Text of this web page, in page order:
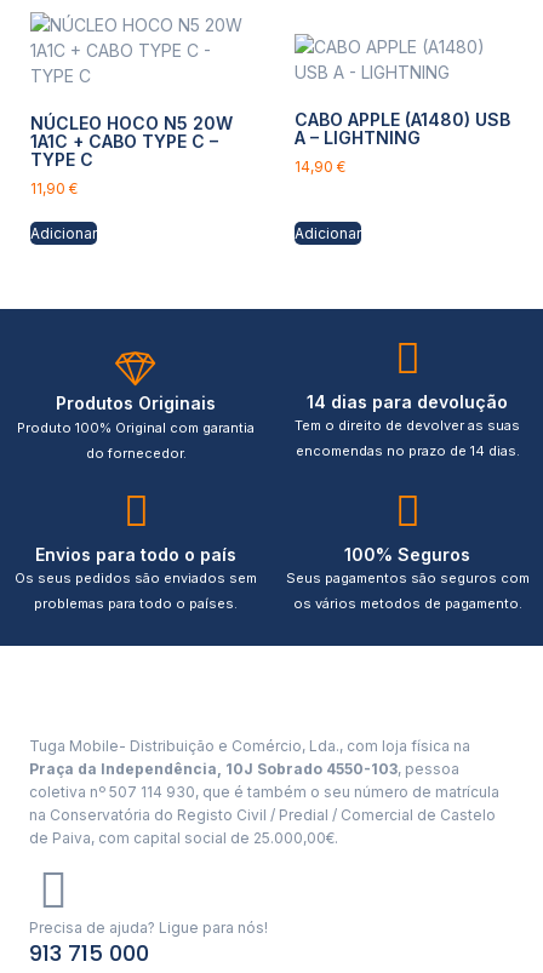
NÚCLEO HOCO N5 20W
1A1C + CABO TYPE C –
TYPE C
11,90 €
Adicionar
CABO APPLE (A1480) USB
A – LIGHTNING
14,90 €
Adicionar
Produtos Originais
Produto 100% Original com garantia
do fornecedor.
14 dias para devolução
Tem o direito de devolver as suas
encomendas no prazo de 14 dias.
Envios para todo o país
Os seus pedidos são enviados sem
problemas para todo o países.
100% Seguros
Seus pagamentos são seguros com
os vários metodos de pagamento.
Tuga Mobile- Distribuição e Comércio, Lda., com loja física na
Praça da Independência, 10J Sobrado 4550-103, pessoa
coletiva nº 507 114 930, que é também o seu número de matrícula
na Conservatória do Registo Civil / Predial / Comercial de Castelo
de Paiva, com capital social de 25.000,00€.
Precisa de ajuda? Ligue para nós!
913 715 000